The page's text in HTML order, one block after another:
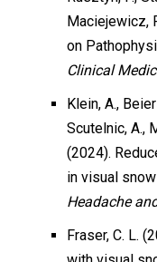
Maciejewicz,
on
Clinical
Klein, A.,
Scutelnic, A.,
(2024).
in visual
Headache
Fraser, C. L.